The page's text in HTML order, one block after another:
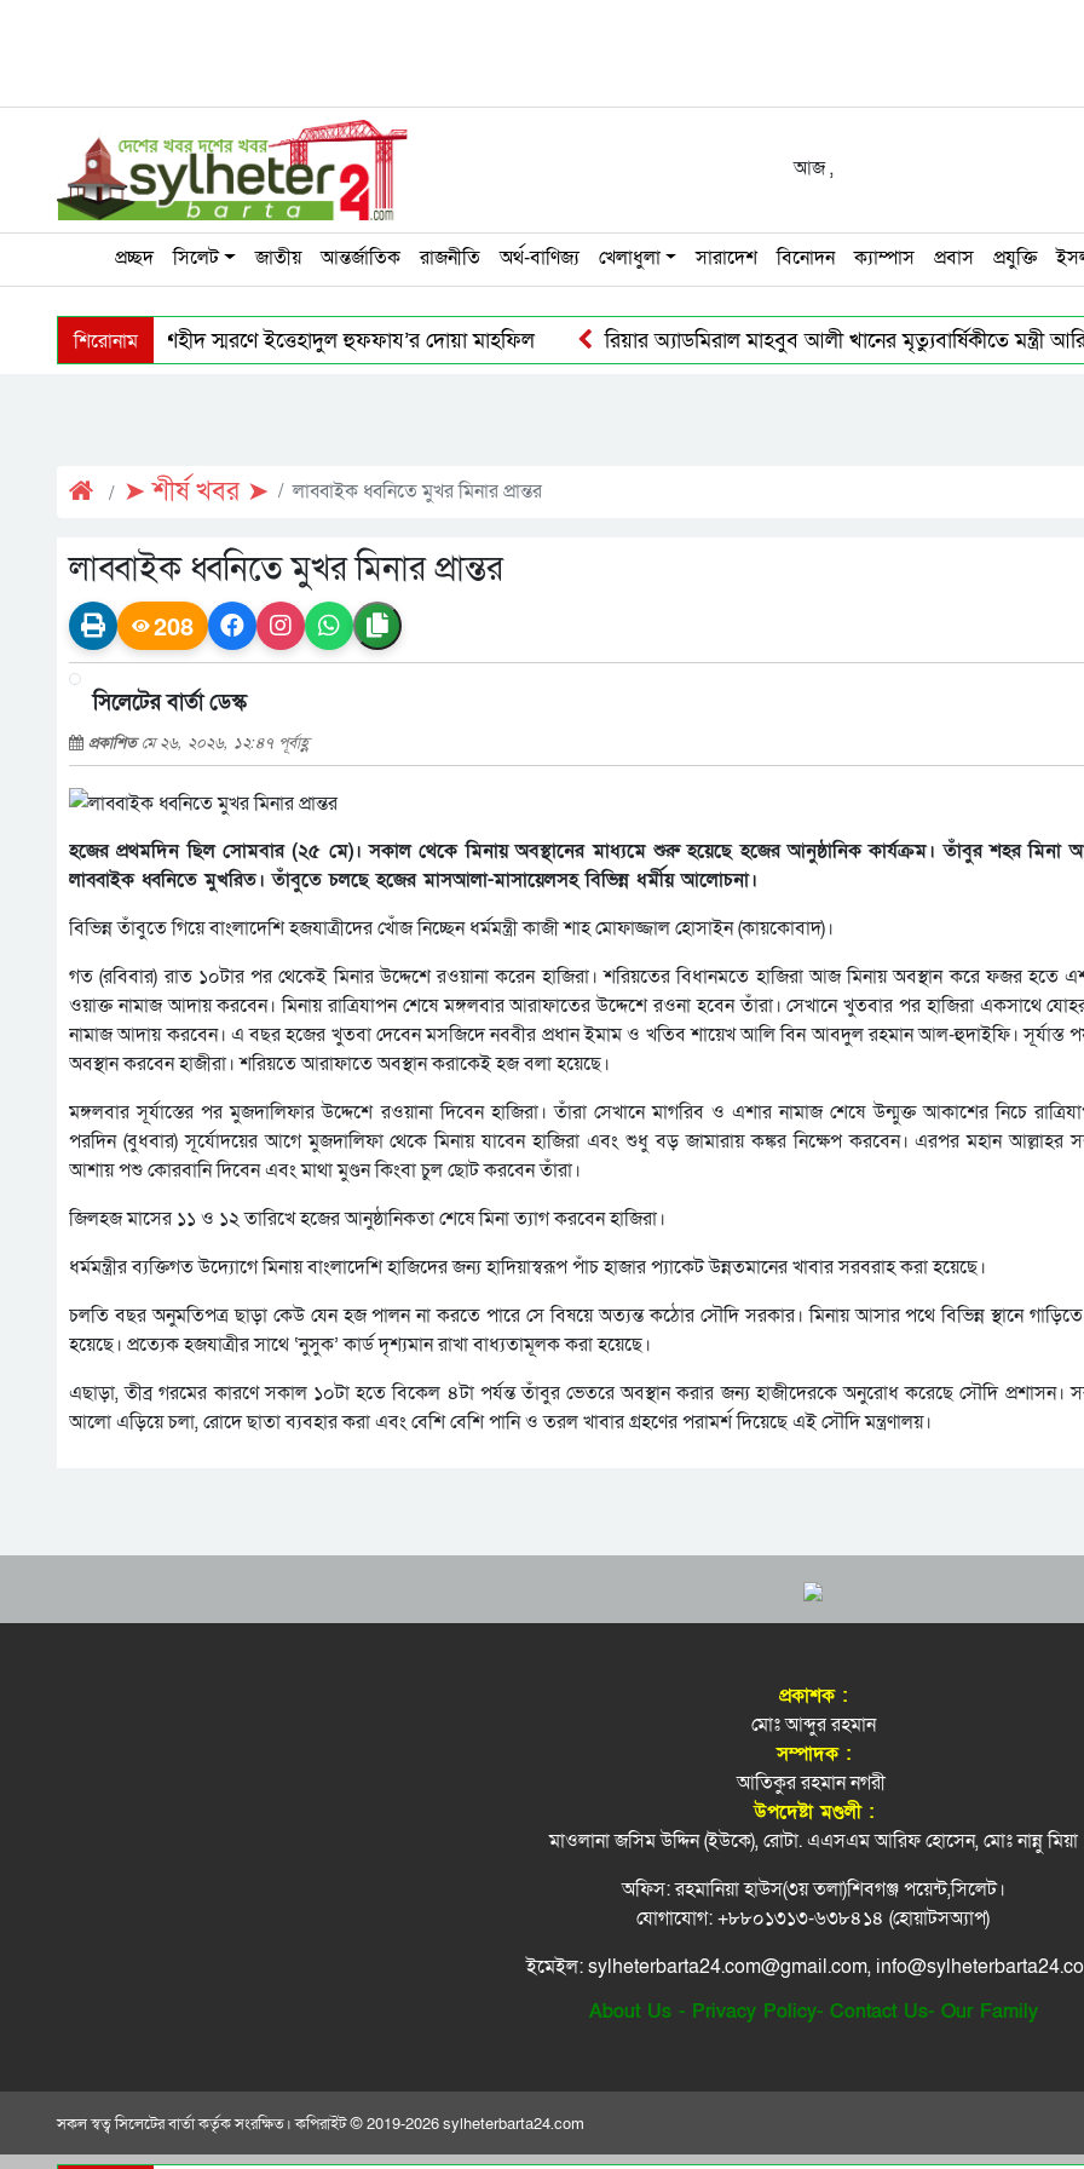
আজ,
প্রচ্ছদ সিলেট জাতীয় আন্তর্জাতিক রাজনীতি অর্থ-বাণিজ্য খেলাধুলা সারাদেশ বিনোদন ক্যাম্পাস প্রবাস প্রযুক্তি
শিরোনাম
গোলাপগঞ্জে ৭ শহীদ স্মরণে ইত্তেহাদুল হুফফায’র দোয়া মাহফিল রিয়ার অ্যাডমিরাল মাহবুব আলী খানের মৃত্যুবার্ষিকীতে
➤ শীর্ষ খবর ➤ লাব্বাইক ধ্বনিতে মুখর মিনার প্রান্তর
লাব্বাইক ধ্বনিতে মুখর মিনার প্রান্তর
208
সিলেটের বার্তা ডেস্ক
প্রকাশিতমে ২৬, ২০২৬, ১২:৪৭ পূর্বাহ্ণ
হজের প্রথমদিন ছিল সোমবার (২৫ মে)। সকাল থেকে মিনায় অবস্থানের মাধ্যমে শুরু হয়েছে হজের আনুষ্ঠানিক কার্যক্রম। তাঁবুর শহর মিনা
লাব্বাইক ধ্বনিতে মুখরিত। তাঁবুতে চলছে হজের মাসআলা-মাসায়েলসহ বিভিন্ন ধর্মীয় আলোচনা।
বিভিন্ন তাঁবুতে গিয়ে বাংলাদেশি হজযাত্রীদের খোঁজ নিচ্ছেন ধর্মমন্ত্রী কাজী শাহ মোফাজ্জাল হোসাইন (কায়কোবাদ)।
গত (রবিবার) রাত ১০টার পর থেকেই মিনার উদ্দেশে রওয়ানা করেন হাজিরা। শরিয়তের বিধানমতে হাজিরা আজ মিনায় অবস্থান করে ফজর হতে
ওয়াক্ত নামাজ আদায় করবেন। মিনায় রাত্রিযাপন শেষে মঙ্গলবার আরাফাতের উদ্দেশে রওনা হবেন তাঁরা। সেখানে খুতবার পর হাজিরা একসাথে
নামাজ আদায় করবেন। এ বছর হজের খুতবা দেবেন মসজিদে নববীর প্রধান ইমাম ও খতিব শায়েখ আলি বিন আবদুল রহমান আল-হুদাইফি। সূর্যাস্ত
অবস্থান করবেন হাজীরা। শরিয়তে আরাফাতে অবস্থান করাকেই হজ বলা হয়েছে।
মঙ্গলবার সূর্যাস্তের পর মুজদালিফার উদ্দেশে রওয়ানা দিবেন হাজিরা। তাঁরা সেখানে মাগরিব ও এশার নামাজ শেষে উন্মুক্ত আকাশের নিচে
পরদিন (বুধবার) সূর্যোদয়ের আগে মুজদালিফা থেকে মিনায় যাবেন হাজিরা এবং শুধু বড় জামারায় কঙ্কর নিক্ষেপ করবেন। এরপর মহান আল্লাহর
আশায় পশু কোরবানি দিবেন এবং মাথা মুণ্ডন কিংবা চুল ছোট করবেন তাঁরা।
জিলহজ মাসের ১১ ও ১২ তারিখে হজের আনুষ্ঠানিকতা শেষে মিনা ত্যাগ করবেন হাজিরা।
ধর্মমন্ত্রীর ব্যক্তিগত উদ্যোগে মিনায় বাংলাদেশি হাজিদের জন্য হাদিয়াস্বরূপ পাঁচ হাজার প্যাকেট উন্নতমানের খাবার সরবরাহ করা হয়েছে।
চলতি বছর অনুমতিপত্র ছাড়া কেউ যেন হজ পালন না করতে পারে সে বিষয়ে অত্যন্ত কঠোর সৌদি সরকার। মিনায় আসার পথে বিভিন্ন স্থানে গাড়িতে
হয়েছে। প্রত্যেক হজযাত্রীর সাথে ‘নুসুক’ কার্ড দৃশ্যমান রাখা বাধ্যতামূলক করা হয়েছে।
এছাড়া, তীব্র গরমের কারণে সকাল ১০টা হতে বিকেল ৪টা পর্যন্ত তাঁবুর ভেতরে অবস্থান করার জন্য হাজীদেরকে অনুরোধ করেছে সৌদি প্রশাসন।
আলো এড়িয়ে চলা, রোদে ছাতা ব্যবহার করা এবং বেশি বেশি পানি ও তরল খাবার গ্রহণের পরামর্শ দিয়েছে এই সৌদি মন্ত্রণালয়।
প্রকাশক :
মোঃ আব্দুর রহমান
সম্পাদক :
আতিকুর রহমান নগরী
উপদেষ্টা মণ্ডলী :
মাওলানা জসিম উদ্দিন (ইউকে), রোটা. এএসএম আরিফ হোসেন, মোঃ নান্নু মিয়া
অফিস: রহমানিয়া হাউস(৩য় তলা)শিবগঞ্জ পয়েন্ট,সিলেট।
যোগাযোগ: +৮৮০১৩১৩-৬৩৮৪১৪ (হোয়াটসঅ্যাপ)
ইমেইল: sylheterbarta24.com@gmail.com,
About Us- Privacy Policy- Contact Us- Our Family
সকল স্বত্ব সিলেটের বার্তা কর্তৃক সংরক্ষিত। কপিরাইট © 2019-2026 sylheterbarta24.com